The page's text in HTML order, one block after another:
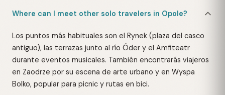
Where can I meet other solo travelers in Opole?
Los puntos más habituales son el Rynek (plaza del casco
antiguo), las terrazas junto al río Óder y el Amfiteatr
durante eventos musicales. También encontrarás viajeros
en Zaodrze por su escena de arte urbano y en Wyspa
Bolko, popular para picnic y rutas en bici.